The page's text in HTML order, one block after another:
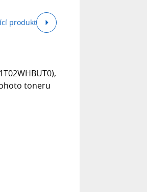
produkt
toneru